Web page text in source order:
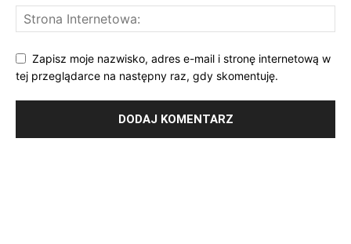
Zapisz moje nazwisko, adres e-mail i stronę internetową w
tej przeglądarce na następny raz, gdy skomentuję.